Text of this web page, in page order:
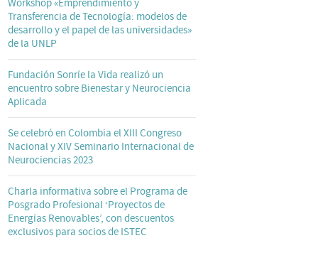
Workshop «Emprendimiento y
Transferencia de Tecnología: modelos de
desarrollo y el papel de las universidades»
de la UNLP
Fundación Sonríe la Vida realizó un
encuentro sobre Bienestar y Neurociencia
Aplicada
Se celebró en Colombia el XIII Congreso
Nacional y XIV Seminario Internacional de
Neurociencias 2023
Charla informativa sobre el Programa de
Posgrado Profesional ‘Proyectos de
Energías Renovables’, con descuentos
exclusivos para socios de ISTEC